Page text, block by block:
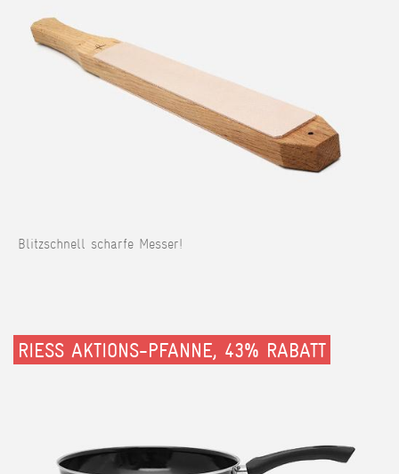
Blitzschnell scharfe Messer!
RIESS AKTIONS-PFANNE, 43% RABATT